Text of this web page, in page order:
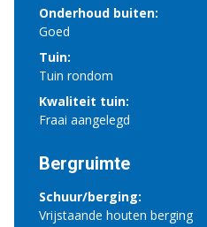
Onderhoud buiten:
Goed
Tuin:
Tuin rondom
Kwaliteit tuin:
Fraai aangelegd
Bergruimte
Schuur/berging:
Vrijstaande houten berging